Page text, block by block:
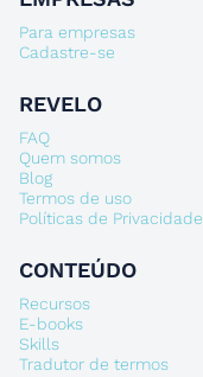
Para empresas
Cadastre-se
REVELO
FAQ
Quem somos
Blog
Termos de uso
Políticas de Privacidade
CONTEÚDO
Recursos
E-books
Skills
Tradutor de termos